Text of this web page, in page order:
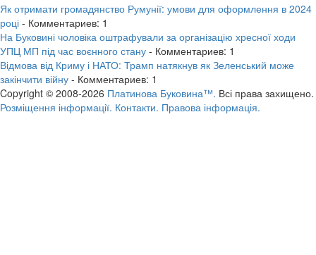
Як отримати громадянство Румунії: умови для оформлення в 2024
році - Комментариев: 1
На Буковині чоловіка оштрафували за організацію хресної ходи
УПЦ МП під час воєнного стану - Комментариев: 1
Відмова від Криму і НАТО: Трамп натякнув як Зеленський може
закінчити війну - Комментариев: 1
Copyright © 2008-2026 Платинова Буковина™. Всі права захищено.
Розміщення інформації. Контакти. Правова інформація.